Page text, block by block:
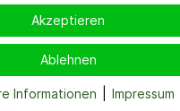
Akzeptieren
Ablehnen
Informationen Impressum